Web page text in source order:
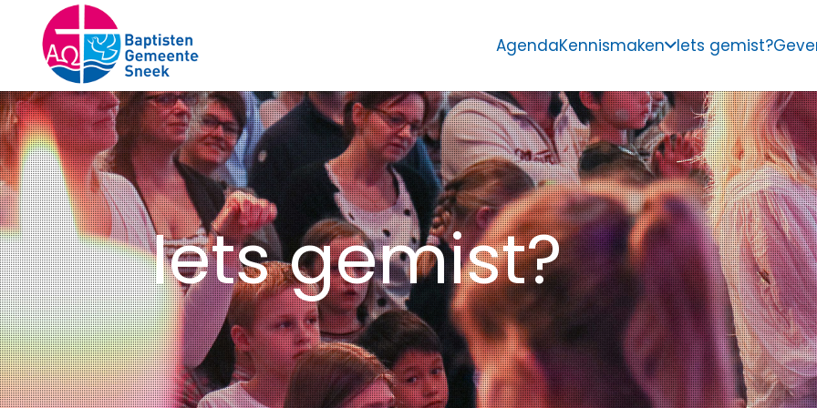
AgendaKennismaken Iets gemist?
Iets gemist?